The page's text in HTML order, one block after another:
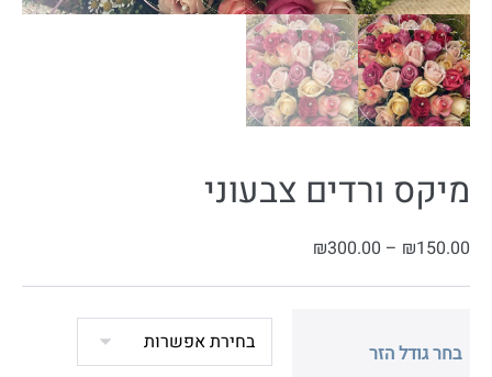
מיקס ורדים צבעוני
₪150.00
–
₪300.00
בחר גודל הזר